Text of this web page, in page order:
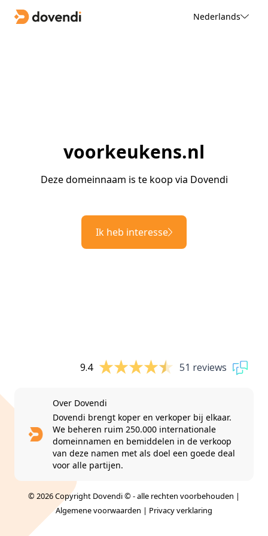
Nederlands
voorkeukens.nl
Deze domeinnaam is te koop via Dovendi
Ik heb interesse
9.4 51 reviews
Over Dovendi
Dovendi brengt koper en verkoper bij elkaar.
We beheren ruim 250.000 internationale
domeinnamen en bemiddelen in de verkoop
van deze namen met als doel een goede deal
voor alle partijen.
© 2026 Copyright Dovendi © - alle rechten voorbehouden |
Algemene voorwaarden | Privacy verklaring